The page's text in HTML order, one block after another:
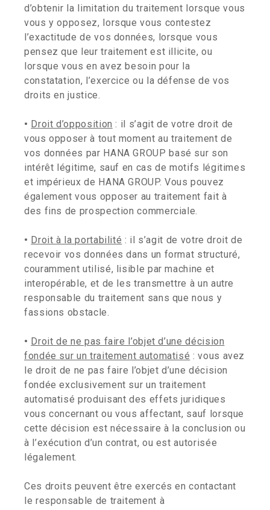
d’obtenir la limitation du traitement lorsque vous
vous y opposez, lorsque vous contestez
l’exactitude de vos données, lorsque vous
pensez que leur traitement est illicite, ou
lorsque vous en avez besoin pour la
constatation, l’exercice ou la défense de vos
droits en justice.
• Droit d’opposition : il s’agit de votre droit de
vous opposer à tout moment au traitement de
vos données par HANA GROUP basé sur son
intérêt légitime, sauf en cas de motifs légitimes
et impérieux de HANA GROUP. Vous pouvez
également vous opposer au traitement fait à
des fins de prospection commerciale.
• Droit à la portabilité : il s’agit de votre droit de
recevoir vos données dans un format structuré,
couramment utilisé, lisible par machine et
interopérable, et de les transmettre à un autre
responsable du traitement sans que nous y
fassions obstacle.
• Droit de ne pas faire l’objet d’une décision
fondée sur un traitement automatisé : vous avez
le droit de ne pas faire l’objet d’une décision
fondée exclusivement sur un traitement
automatisé produisant des effets juridiques
vous concernant ou vous affectant, sauf lorsque
cette décision est nécessaire à la conclusion ou
à l’exécution d’un contrat, ou est autorisée
légalement.
Ces droits peuvent être exercés en contactant
le responsable de traitement à